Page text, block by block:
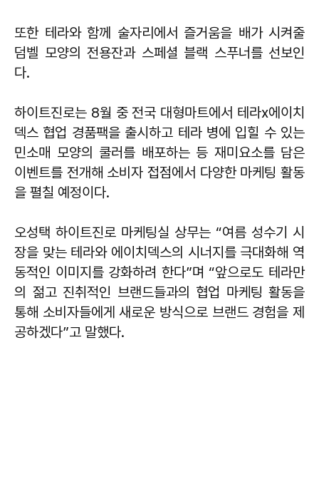
또한 테라와 함께 술자리에서 즐거움을 배가 시켜줄
덤벨 모양의 전용잔과 스페셜 블랙 스푸너를 선보인
다.
하이트진로는 8월 중 전국 대형마트에서 테라x에이치
덱스 협업 경품팩을 출시하고 테라 병에 입힐 수 있는
민소매 모양의 쿨러를 배포하는 등 재미요소를 담은
이벤트를 전개해 소비자 접점에서 다양한 마케팅 활동
을 펼칠 예정이다.
오성택 하이트진로 마케팅실 상무는 “여름 성수기 시
장을 맞는 테라와 에이치덱스의 시너지를 극대화해 역
동적인 이미지를 강화하려 한다”며 “앞으로도 테라만
의 젊고 진취적인 브랜드들과의 협업 마케팅 활동을
통해 소비자들에게 새로운 방식으로 브랜드 경험을 제
공하겠다”고 말했다.